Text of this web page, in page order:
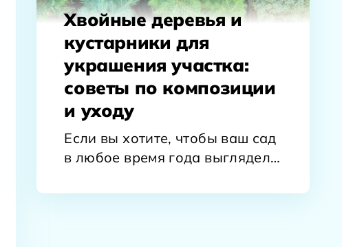
Хвойные деревья и
кустарники для
украшения участка:
советы по композиции
и уходу
Если вы хотите, чтобы ваш сад
в любое время года выглядел
посадите…